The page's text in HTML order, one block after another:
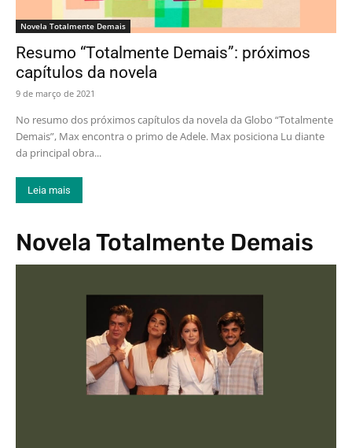
Novela Totalmente Demais
Resumo “Totalmente Demais”: próximos
capítulos da novela
9 de março de 2021
No resumo dos próximos capítulos da novela da Globo “Totalmente
Demais”, Max encontra o primo de Adele. Max posiciona Lu diante
da principal obra...
Leia mais
Novela Totalmente Demais